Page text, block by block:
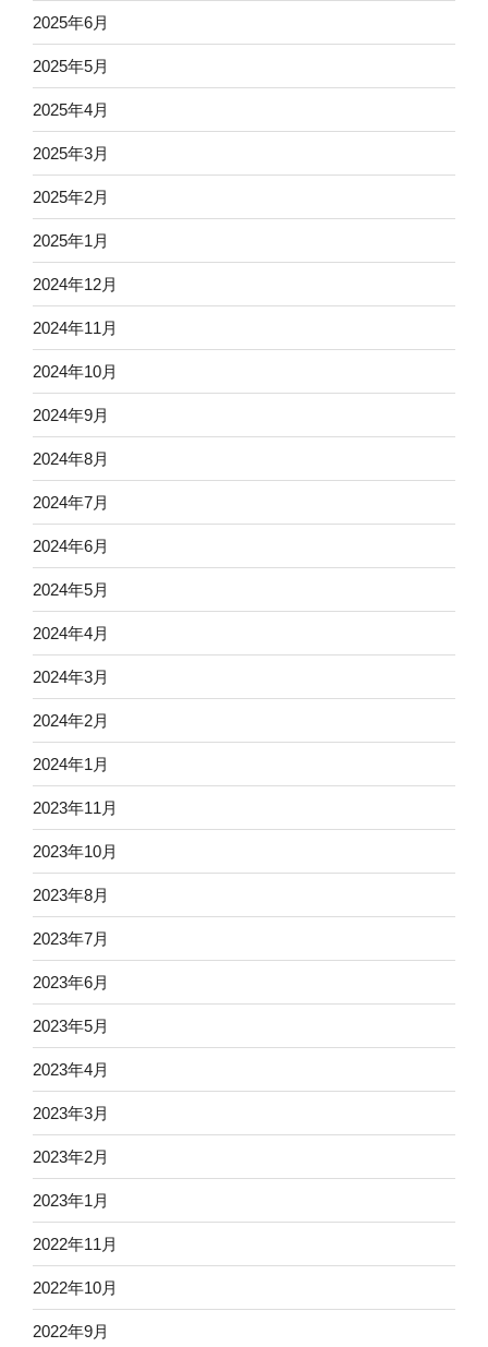
2025年6月
2025年5月
2025年4月
2025年3月
2025年2月
2025年1月
2024年12月
2024年11月
2024年10月
2024年9月
2024年8月
2024年7月
2024年6月
2024年5月
2024年4月
2024年3月
2024年2月
2024年1月
2023年11月
2023年10月
2023年8月
2023年7月
2023年6月
2023年5月
2023年4月
2023年3月
2023年2月
2023年1月
2022年11月
2022年10月
2022年9月